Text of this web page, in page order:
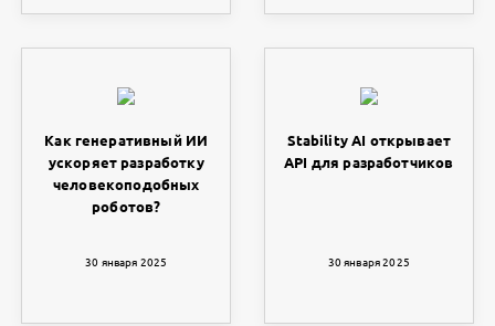
Как генеративный ИИ
ускоряет разработку
человекоподобных
роботов?
30 января 2025
Stability AI открывает
API для разработчиков
30 января 2025